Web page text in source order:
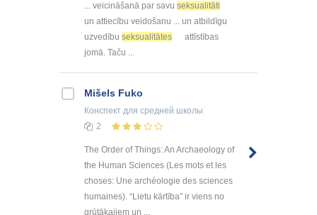
... veicināšanā par savu seksualitāti
un attiecību veidošanu ... un atbildīgu
uzvedību seksualitātes
attīstības
jomā. Taču ...
Mišels Fuko
Конспект для средней школы
2
The Order of Things: An Archaeology of
the Human Sciences (Les mots et les
choses: Une archéologie des sciences
humaines). “Lietu kārtība” ir viens no
grūtākajiem un ...